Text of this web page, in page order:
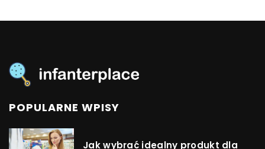
POPULARNE WPISY
Jak wybrać idealny produkt dla